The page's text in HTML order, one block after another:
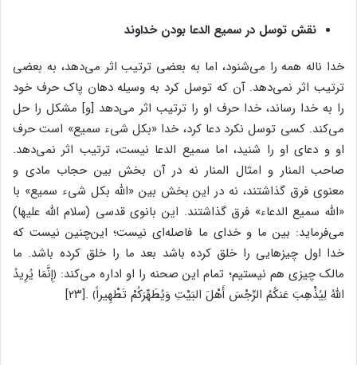
نقش توسل در سمیع الدعا بودن خداوند
خدا ناله همه را می‌شنود، اما به بعضی ترتیب اثر می‌دهد، به بعضی
ترتیب اثر نمی‌دهد. آن که توسل کرد به وسیله دهان پاک حرف خود
را به خدا رساند، خدا حرف او را ترتیب اثر می‌دهد [و] مشکل را حل
می‌کند. کسی توسل نکرد دعا کرد، خدا «بکل شیء سمیع» است حرف
او و دعای او را شنید، اما سمیع الدعا نیست، ترتیب اثر نمی‌دهد.
صاحب المنار و امثال المنار نه در آن بخش بین حجاب مادی و
معنوی فرق گذاشتند، نه در این بخش بین «الله بکل شیء سمیع» با
«الله سمیع الدعاء» فرق گذاشتند. این بانوی قدسی (سلام الله علیها)
می‌فرماید: بین ما و خدای ما فاصله‌ای نیست؛ این‌چنین نیست که
خدا اول چیزهایی را خلق کرده باشد بعد ما را خلق کرده باشد. ما
مالک چیزی هم نیستیم؛ تمام این صحنه را او اداره می‌کند: ﴿إِنَّمَا یُرِیدُ
اللَّهُ لِیُذْهِبَ عَنکُمُ الرِّجْسَ أَهْلَ البَیْتِ وَیُطَهِّرَکُمْ تَطْهِیراً﴾ .[۲۳]